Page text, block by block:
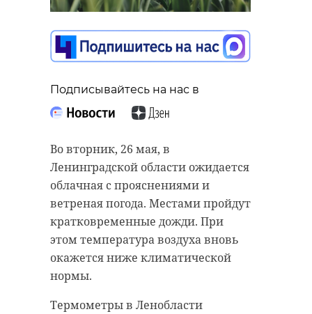
Подписывайтесь на нас в
Во вторник, 26 мая, в
Ленинградской области ожидается
облачная с прояснениями и
ветреная погода. Местами пройдут
кратковременные дожди. При
этом температура воздуха вновь
окажется ниже климатической
нормы.
Термометры в Ленобласти